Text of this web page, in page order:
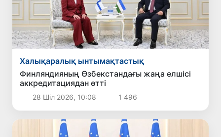
Халықаралық ынтымақтастық
Финляндияның Өзбекстандағы жаңа елшісі
аккредитациядан өтті
28 Шіл 2026, 10:08 1 496